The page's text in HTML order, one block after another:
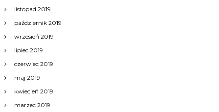
listopad 2019
październik 2019
wrzesień 2019
lipiec 2019
czerwiec 2019
maj 2019
kwiecień 2019
marzec 2019